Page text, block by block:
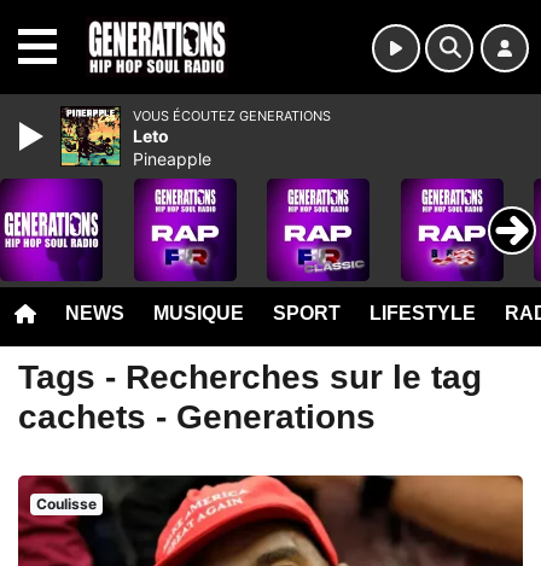
NEWS MUSIQUE SPORT LIFESTYLE
Tags - Recherches sur le tag
cachets - Generations
Coulisse
VOUS ÉCOUTEZ GENERATIONS
Leto
Pineapple